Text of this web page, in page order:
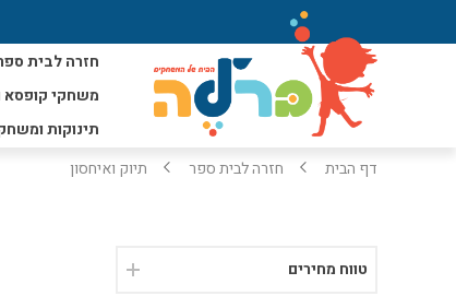
חזרה לבית
משחקי קופסא
תינוקות
דף הבית חזרה לבית ספר תיוק ואיחסון
טווח מחירים